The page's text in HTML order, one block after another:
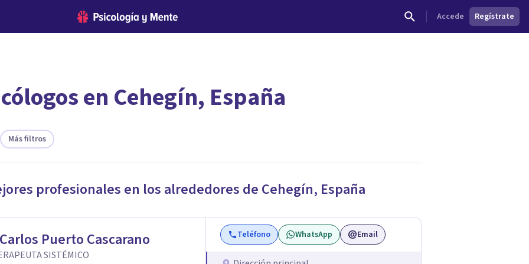
Accede Regístrate
el psicólogo adecuado?
en Cehegín, España
Más filtros
profesionales en los alrededores de Cehegín, España
Puerto Cascarano
SISTÉMICO
Teléfono WhatsApp Email